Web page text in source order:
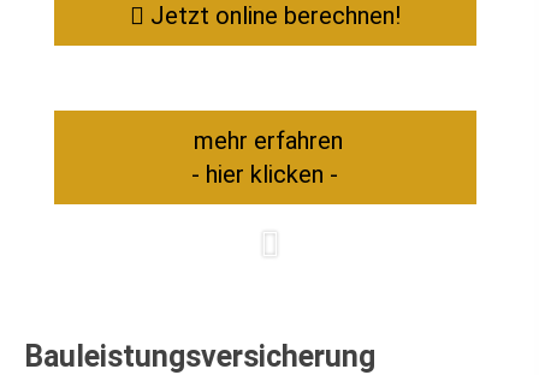
Jetzt online berechnen!
mehr erfahren
- hier klicken -
Bauleistungsversicherung